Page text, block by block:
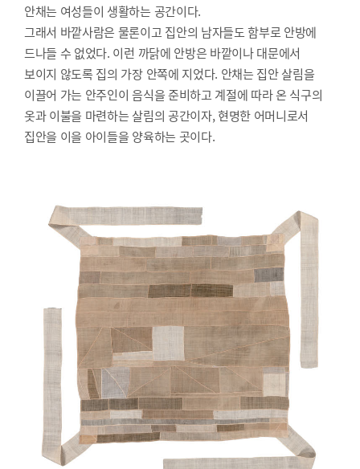
안채는 여성들이 생활하는 공간이다.
그래서 바깥사람은 물론이고 집안의 남자들도 함부로 안방에
드나들 수 없었다. 이런 까닭에 안방은 바깥이나 대문에서
보이지 않도록 집의 가장 안쪽에 지었다. 안채는 집안 살림을
이끌어 가는 안주인이 음식을 준비하고 계절에 따라 온 식구의
옷과 이불을 마련하는 살림의 공간이자, 현명한 어머니로서
집안을 이을 아이들을 양육하는 곳이다.